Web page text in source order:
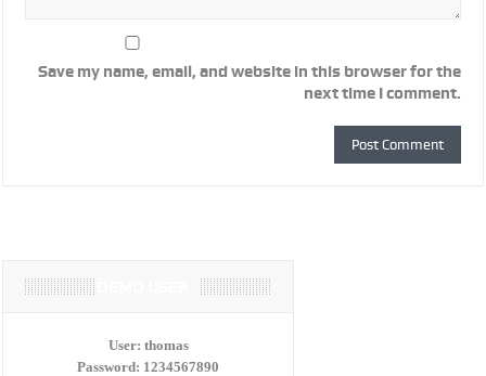
Save my name, email, and website in this browser for the
next time I comment.
User: thomas
Password: 1234567890